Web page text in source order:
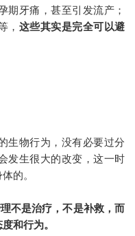
期牙痛，甚至引发流产；
， 这些其实是完全可以避
生物行为，没有必要过分
发生很大的改变，这一时
的。
不是治疗，不是补救，而
和行为。